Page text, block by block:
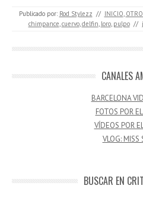
Publicado por: Rod Stylezz // INICIO,
chimpance,cuervo,delfin, loro, pulpo //
CANALES
BARCELONA
FOTOS POR
VÍDEOS POR
VLOG: MISS
BUSCAR EN